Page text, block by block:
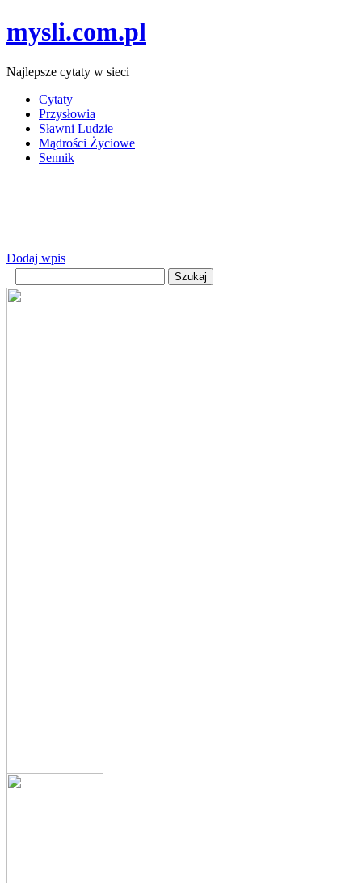
mysli.com.pl
Najlepsze cytaty w sieci
Cytaty
Przysłowia
Sławni Ludzie
Mądrości Życiowe
Sennik
Dodaj wpis